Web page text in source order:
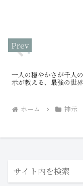
一人の穏やかさが千人
示が教える、最強の世
ホーム 神示